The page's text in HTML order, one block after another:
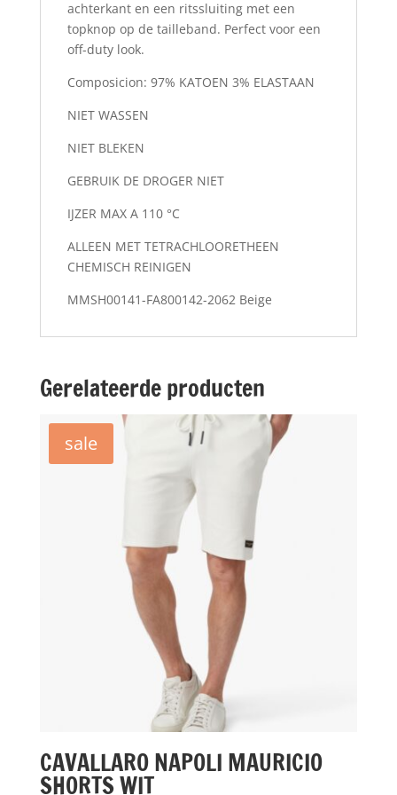
achterkant en een ritssluiting met een
topknop op de tailleband. Perfect voor een
off-duty look.
Composicion: 97% KATOEN 3% ELASTAAN
NIET WASSEN
NIET BLEKEN
GEBRUIK DE DROGER NIET
IJZER MAX A 110 °C
ALLEEN MET TETRACHLOORETHEEN
CHEMISCH REINIGEN
MMSH00141-FA800142-2062 Beige
Gerelateerde producten
sale
CAVALLARO NAPOLI MAURICIO
SHORTS WIT